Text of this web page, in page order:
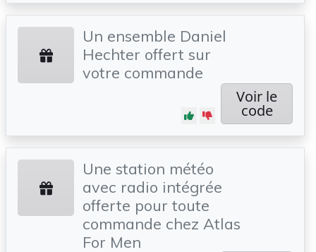
Un ensemble Daniel
Hechter offert sur
votre commande
Voir le
code
Une station météo
avec radio intégrée
offerte pour toute
commande chez Atlas
For Men